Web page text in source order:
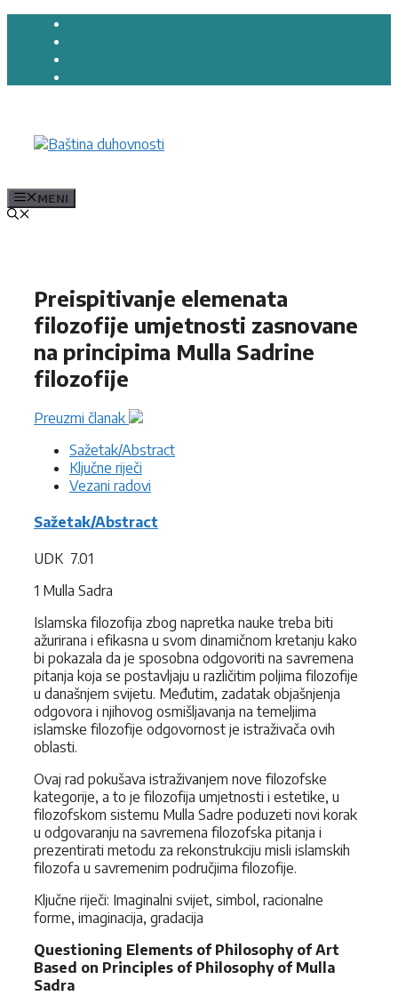
Preskoči
MENI
Preispitivanje elemenata
filozofije umjetnosti zasnovane
na principima Mulla Sadrine
filozofije
Preuzmi članak
Sažetak/Abstract
Ključne riječi
Vezani radovi
Sažetak/Abstract
UDK 7.01
1 Mulla Sadra
Islamska filozofija zbog napretka nauke treba biti
ažurirana i efikasna u svom dinamičnom kretanju kako
bi pokazala da je sposobna odgovoriti na savremena
pitanja koja se postavljaju u različitim poljima filozofije
u današnjem svijetu. Međutim, zadatak objašnjenja
odgovora i njihovog osmišljavanja na temeljima
islamske filozofije odgovornost je istraživača ovih
oblasti.
Ovaj rad pokušava istraživanjem nove filozofske
kategorije, a to je filozofija umjetnosti i estetike, u
filozofskom sistemu Mulla Sadre poduzeti novi korak
u odgovaranju na savremena filozofska pitanja i
prezentirati metodu za rekonstrukciju misli islamskih
filozofa u savremenim područjima filozofije.
Ključne riječi: Imaginalni svijet, simbol, racionalne
forme, imaginacija, gradacija
Questioning Elements of Philosophy of Art
Based on Principles of Philosophy of Mulla
Sadra